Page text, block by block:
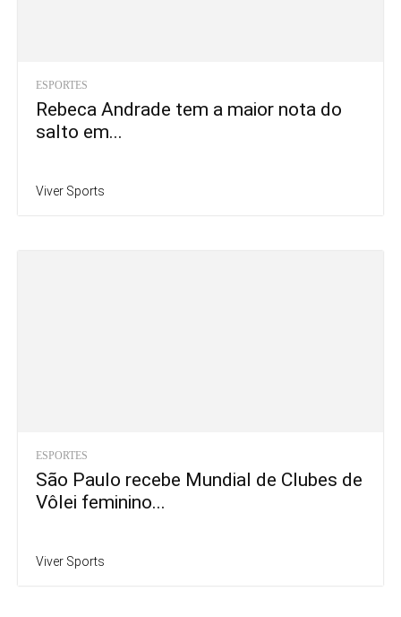
ESPORTES
Rebeca Andrade tem a maior nota do
salto em...
Viver Sports
ESPORTES
São Paulo recebe Mundial de Clubes de
Vôlei feminino...
Viver Sports